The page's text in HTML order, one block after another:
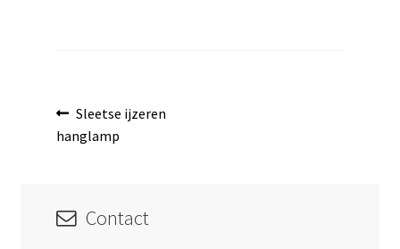
Bericht
navigatie
Vorig
bericht:
Sleetse ijzeren
hanglamp
Contact